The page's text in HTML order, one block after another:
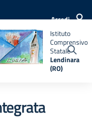
Accedi
Istituto
Comprensivo
Statale
Lendinara
(RO)